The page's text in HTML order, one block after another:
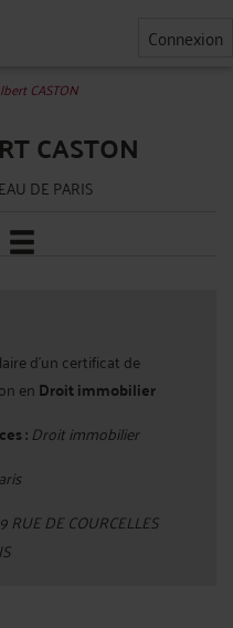
Connexion
CASTON
CASTON
DE PARIS
d'un certificat de
enDroit immobilier
:Droit immobilier
RUE DE COURCELLES